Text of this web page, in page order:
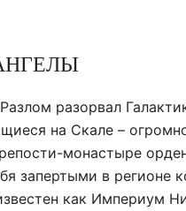
разорвал
на Скале –
монастыре
запертыми в регионе
как Империум